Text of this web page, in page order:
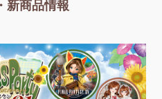
新商品情報